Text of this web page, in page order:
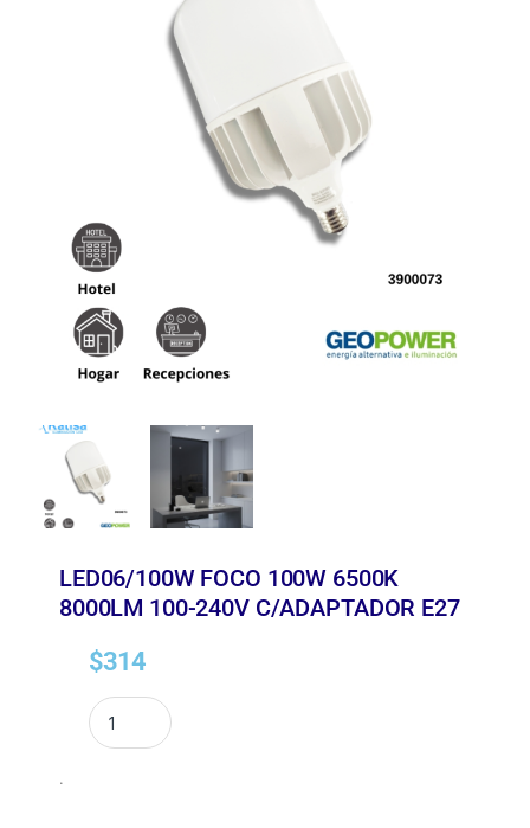
LED06/100W FOCO 100W 6500K
8000LM 100-240V C/ADAPTADOR E27
$314
.